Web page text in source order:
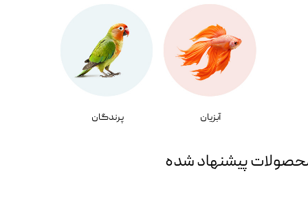
آبزیان پرندگان
پیشنهاد شده